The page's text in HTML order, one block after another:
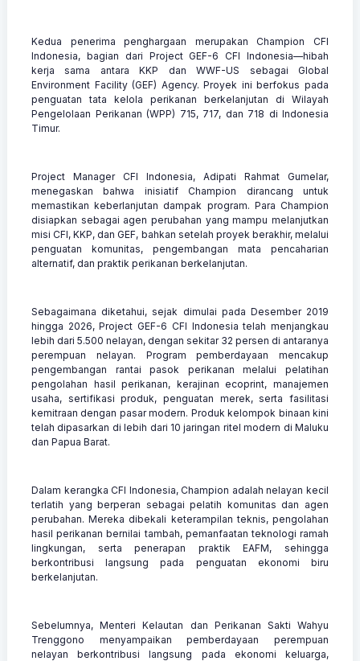
Kedua penerima penghargaan merupakan Champion CFI
Indonesia, bagian dari Project GEF-6 CFI Indonesia—hibah
kerja sama antara KKP dan WWF-US sebagai Global
Environment Facility (GEF) Agency. Proyek ini berfokus pada
penguatan tata kelola perikanan berkelanjutan di Wilayah
Pengelolaan Perikanan (WPP) 715, 717, dan 718 di Indonesia
Timur.
Project Manager CFI Indonesia, Adipati Rahmat Gumelar,
menegaskan bahwa inisiatif Champion dirancang untuk
memastikan keberlanjutan dampak program. Para Champion
disiapkan sebagai agen perubahan yang mampu melanjutkan
misi CFI, KKP, dan GEF, bahkan setelah proyek berakhir, melalui
penguatan komunitas, pengembangan mata pencaharian
alternatif, dan praktik perikanan berkelanjutan.
Sebagaimana diketahui, sejak dimulai pada Desember 2019
hingga 2026, Project GEF-6 CFI Indonesia telah menjangkau
lebih dari 5.500 nelayan, dengan sekitar 32 persen di antaranya
perempuan nelayan. Program pemberdayaan mencakup
pengembangan rantai pasok perikanan melalui pelatihan
pengolahan hasil perikanan, kerajinan ecoprint, manajemen
usaha, sertifikasi produk, penguatan merek, serta fasilitasi
kemitraan dengan pasar modern. Produk kelompok binaan kini
telah dipasarkan di lebih dari 10 jaringan ritel modern di Maluku
dan Papua Barat.
Dalam kerangka CFI Indonesia, Champion adalah nelayan kecil
terlatih yang berperan sebagai pelatih komunitas dan agen
perubahan. Mereka dibekali keterampilan teknis, pengolahan
hasil perikanan bernilai tambah, pemanfaatan teknologi ramah
lingkungan, serta penerapan praktik EAFM, sehingga
berkontribusi langsung pada penguatan ekonomi biru
berkelanjutan.
Sebelumnya, Menteri Kelautan dan Perikanan Sakti Wahyu
Trenggono menyampaikan pemberdayaan perempuan
nelayan berkontribusi langsung pada ekonomi keluarga,